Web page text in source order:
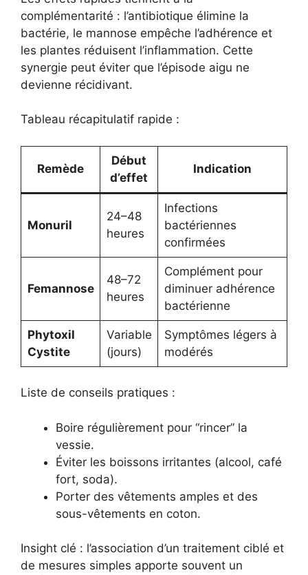
complémentarité : l’antibiotique élimine la
bactérie, le mannose empêche l’adhérence et
les plantes réduisent l’inflammation. Cette
synergie peut éviter que l’épisode aigu ne
devienne récidivant.
Tableau récapitulatif rapide :
Remède
Début
d’effet
Indication
Monuril
24–48
heures
Infections
bactériennes
confirmées
Femannose
48–72
heures
Complément pour
diminuer adhérence
bactérienne
Phytoxil
Cystite
Variable
(jours)
Symptômes légers à
modérés
Liste de conseils pratiques :
Boire régulièrement pour “rincer” la
vessie.
Éviter les boissons irritantes (alcool, café
fort, soda).
Porter des vêtements amples et des
sous-vêtements en coton.
Insight clé : l’association d’un traitement ciblé et
de mesures simples apporte souvent un